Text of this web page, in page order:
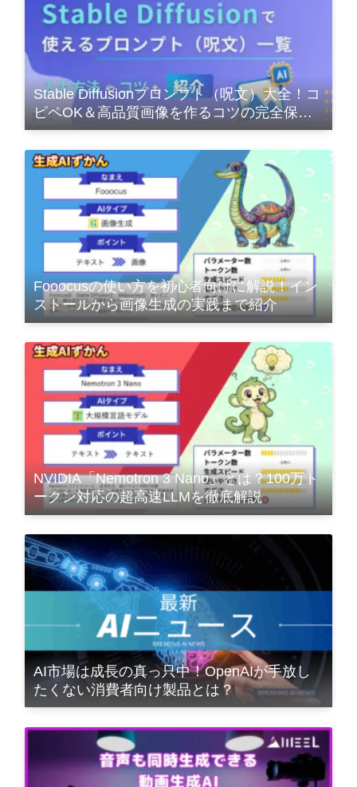
Stable Diffusionプロンプト（呪文）大全！コ
ピペOK＆高品質画像を作るコツの完全保存
版
Fooocusの使い方を初心者向けに解説！イン
ストールから画像生成の実践まで紹介
NVIDIA「Nemotron 3 Nano」とは？100万ト
ークン対応の超高速LLMを徹底解説
AI市場は成長の真っ只中！OpenAIが手放し
たくない消費者向け製品とは？